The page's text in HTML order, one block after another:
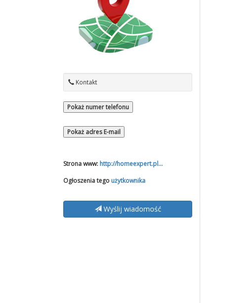
Kontakt
Pokaż numer telefonu
Pokaż adres E-mail
Strona www: http://homeexpert.pl...
Ogłoszenia tego użytkownika
Wyślij wiadomość